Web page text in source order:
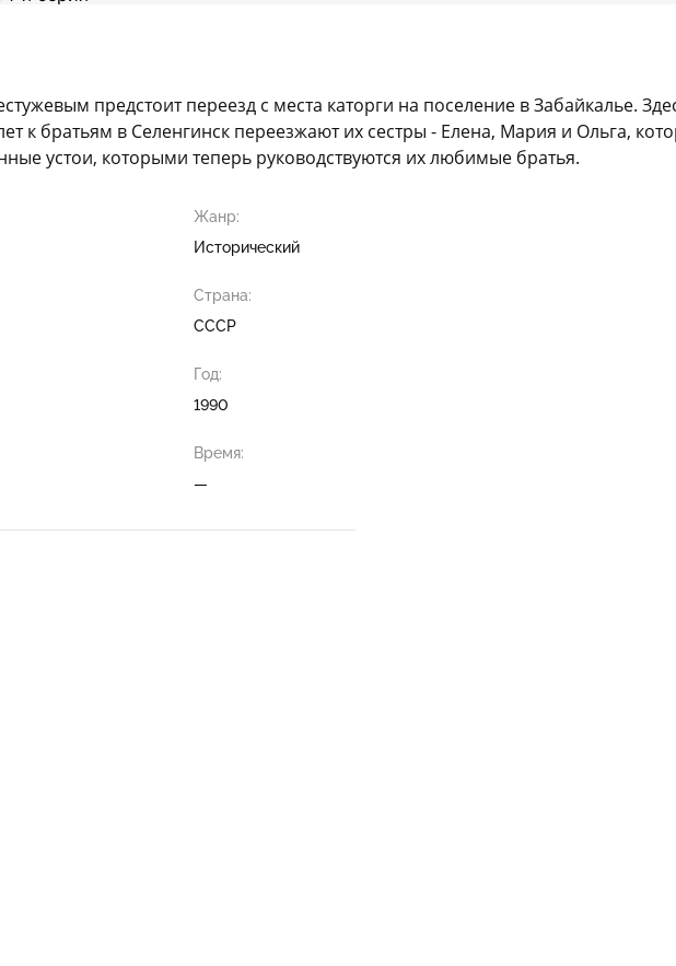
предстоит переезд с места каторги на поселение в Забайкалье.
к братьям в Селенгинск переезжают их сестры - Елена, Мария и Ольга,
устои, которыми теперь руководствуются их любимые братья.
Жанр:
Исторический
Страна:
СССР
Год:
1990
Время:
—